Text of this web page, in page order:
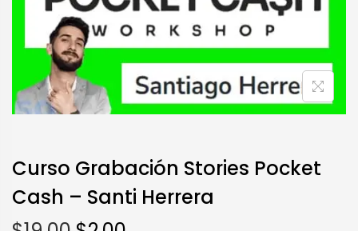
Curso Grabación Stories Pocket
Cash – Santi Herrera